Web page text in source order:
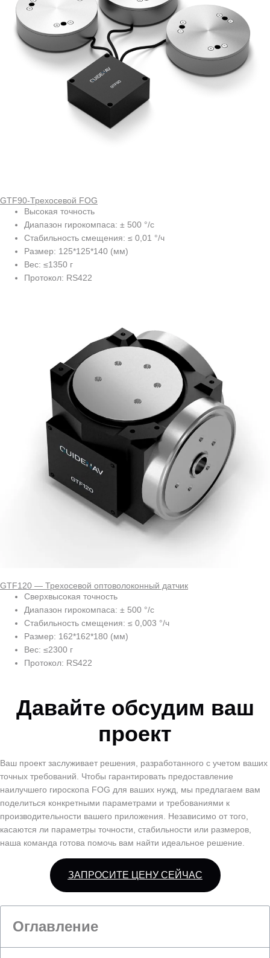
GTF90-Трехосевой FOG
Высокая точность
Диапазон гирокомпаса: ± 500 °/с
Стабильность смещения: ≤ 0,01 °/ч
Размер: 125*125*140 (мм)
Вес: ≤1350 г
Протокол: RS422
GTF120 — Трехосевой оптоволоконный датчик
Сверхвысокая точность
Диапазон гирокомпаса: ± 500 °/с
Стабильность смещения: ≤ 0,003 °/ч
Размер: 162*162*180 (мм)
Вес: ≤2300 г
Протокол: RS422
Давайте обсудим ваш
проект
Ваш проект заслуживает решения, разработанного с учетом ваших
точных требований. Чтобы гарантировать предоставление
наилучшего гироскопа FOG для ваших нужд, мы предлагаем вам
поделиться конкретными параметрами и требованиями к
производительности вашего приложения. Независимо от того,
касаются ли параметры точности, стабильности или размеров,
наша команда готова помочь вам найти идеальное решение.
ЗАПРОСИТЕ ЦЕНУ СЕЙЧАС
Оглавление